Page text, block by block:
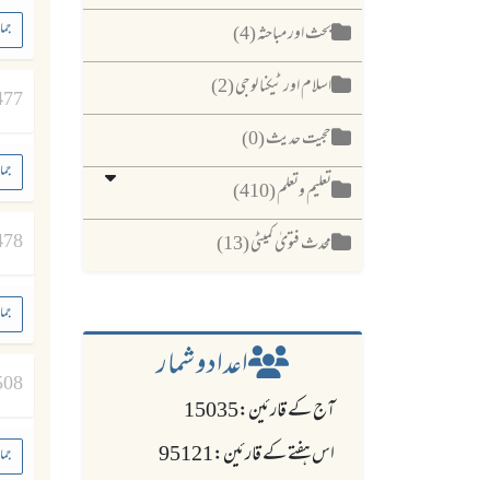
بحث اور مباحثہ (4)
اسلام اور ٹیکنا لوجی (2)
حجیت حدیث (0)
تعلیم وتعلم (410)
محدث فتویٰ کمیٹی (13)
اعدادو شمار
آج کے قارئین:15035
اس ہفتے کے قارئین:95121